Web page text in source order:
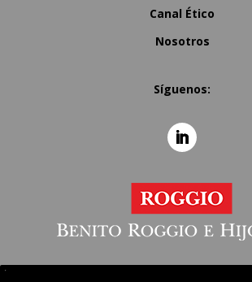
Canal Ético
Nosotros
Síguenos: